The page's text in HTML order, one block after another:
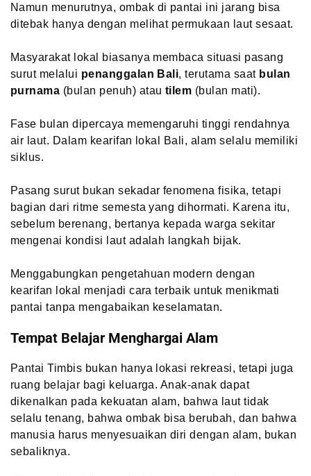
Namun menurutnya, ombak di pantai ini jarang bisa
ditebak hanya dengan melihat permukaan laut sesaat.
Masyarakat lokal biasanya membaca situasi pasang
surut melalui penanggalan Bali, terutama saat bulan
purnama (bulan penuh) atau tilem (bulan mati).
Fase bulan dipercaya memengaruhi tinggi rendahnya
air laut. Dalam kearifan lokal Bali, alam selalu memiliki
siklus.
Pasang surut bukan sekadar fenomena fisika, tetapi
bagian dari ritme semesta yang dihormati. Karena itu,
sebelum berenang, bertanya kepada warga sekitar
mengenai kondisi laut adalah langkah bijak.
Menggabungkan pengetahuan modern dengan
kearifan lokal menjadi cara terbaik untuk menikmati
pantai tanpa mengabaikan keselamatan.
Tempat Belajar Menghargai Alam
Pantai Timbis bukan hanya lokasi rekreasi, tetapi juga
ruang belajar bagi keluarga. Anak-anak dapat
dikenalkan pada kekuatan alam, bahwa laut tidak
selalu tenang, bahwa ombak bisa berubah, dan bahwa
manusia harus menyesuaikan diri dengan alam, bukan
sebaliknya.